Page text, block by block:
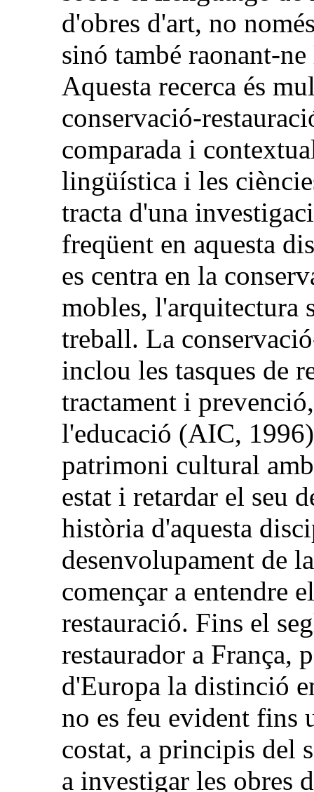
d'obres d'art, no
sinó també raonant-
Aquesta recerca és
conservació-
comparada i
lingüística i les
tracta d'una
freqüent en aquesta
es centra en la
mobles, l'arquitectura
treball. La
inclou les tasques de
tractament i
l'educació (AIC,
patrimoni cultural
estat i retardar el seu
història d'aquesta
desenvolupament de
començar a entendre
restauració. Fins el
restaurador a França,
d'Europa la distinció
no es feu evident fins
costat, a principis del
a investigar les obres